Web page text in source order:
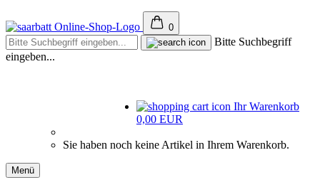
0
Bitte Suchbegriff
eingeben...
Ihr Warenkorb
0,00 EUR
Sie haben noch keine Artikel in Ihrem Warenkorb.
Menü